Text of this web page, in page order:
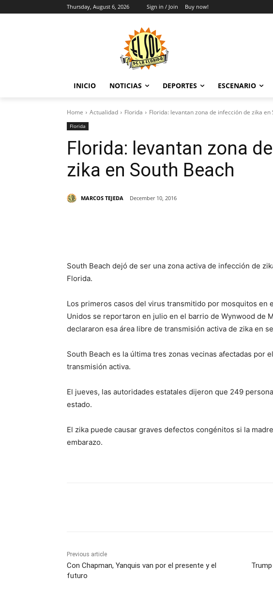
Thursday, August 6, 2026 Sign in / Join Buy now!
INICIO NOTICIAS DEPORTES ESCENARIO
Home Actualidad Florida Florida: levantan zona de infección de zika en
Florida
Florida: levantan zona
zika en South Beach
MARCOS TEJEDA December 10, 2016
South Beach dejó de ser una zona activa de infección de
Florida.
Los primeros casos del virus transmitido por mosquitos en
Unidos se reportaron en julio en el barrio de Wynwood de
declararon esa área libre de transmisión activa de zika en
South Beach es la última tres zonas vecinas afectadas por
transmisión activa.
El jueves, las autoridades estatales dijeron que 249
estado.
El zika puede causar graves defectos congénitos si la
embarazo.
Previous article
Con Chapman, Yanquis van por el presente y el
futuro